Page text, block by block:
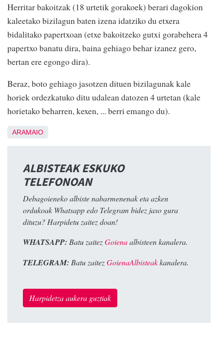
Herritar bakoitzak (18 urtetik gorakoek) berari dagokion
kaleetako bizilagun baten izena idatziko du etxera
bidalitako papertxoan (etxe bakoitzeko gutxi gorabehera 4
papertxo banatu dira, baina gehiago behar izanez gero,
bertan ere egongo dira).
Beraz, boto gehiago jasotzen dituen bizilagunak kale
horiek ordezkatuko ditu udalean datozen 4 urtetan (kale
horietako beharren, kexen, ... berri emango du).
ARAMAIO
ALBISTEAK ESKUKO
TELEFONOAN
Debagoieneko albiste nabarmenenak eta azken
ordukoak Whatsapp edo Telegram bidez jaso gura
dituzu? Harpidetu zaitez doan!
WHATSAPP: Batu zaitezGoienaalbisteen kanalera.
TELEGRAM: Batu zaitezGoienaAlbisteakkanalera.
Harpidetza aukera guztiak